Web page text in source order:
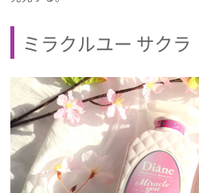
プライバシーポリシー
利用規約
お問い合わせ
ミラクルユー サクラ